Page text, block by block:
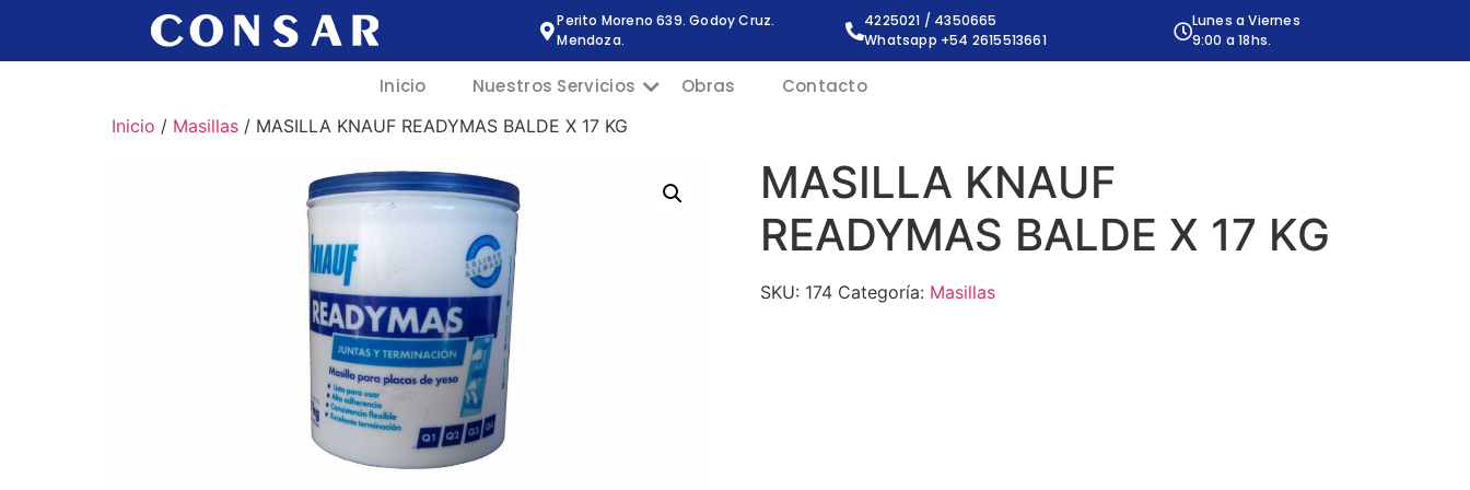
Perito Moreno 639. Godoy Cruz.
Mendoza.
4225021 / 4350665
Whatsapp +54 2615513661
Lunes a Viernes
9:00 a 18hs.
Inicio Nuestros Servicios Obras Contacto
Inicio / Masillas / MASILLA KNAUF READYMAS BALDE X 17 KG
MASILLA KNAUF
READYMAS BALDE X 17 KG
SKU: 174 Categoría: Masillas